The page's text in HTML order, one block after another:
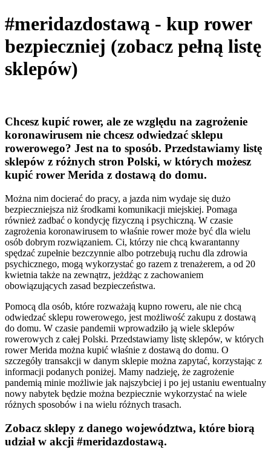
#meridazdostawą - kup rower
bezpieczniej (zobacz pełną listę
sklepów)
Chcesz kupić rower, ale ze względu na zagrożenie
koronawirusem nie chcesz odwiedzać sklepu
rowerowego? Jest na to sposób. Przedstawiamy listę
sklepów z różnych stron Polski, w których możesz
kupić rower Merida z dostawą do domu.
Można nim docierać do pracy, a jazda nim wydaje się dużo
bezpieczniejsza niż środkami komunikacji miejskiej. Pomaga
również zadbać o kondycję fizyczną i psychiczną. W czasie
zagrożenia koronawirusem to właśnie rower może być dla wielu
osób dobrym rozwiązaniem. Ci, którzy nie chcą kwarantanny
spędzać zupełnie bezczynnie albo potrzebują ruchu dla zdrowia
psychicznego, mogą wykorzystać go razem z trenażerem, a od 20
kwietnia także na zewnątrz, jeżdżąc z zachowaniem
obowiązujących zasad bezpieczeństwa.
Pomocą dla osób, które rozważają kupno roweru, ale nie chcą
odwiedzać sklepu rowerowego, jest możliwość zakupu z dostawą
do domu. W czasie pandemii wprowadziło ją wiele sklepów
rowerowych z całej Polski. Przedstawiamy listę sklepów, w których
rower Merida można kupić właśnie z dostawą do domu. O
szczegóły transakcji w danym sklepie można zapytać, korzystając z
informacji podanych poniżej. Mamy nadzieję, że zagrożenie
pandemią minie możliwie jak najszybciej i po jej ustaniu ewentualny
nowy nabytek będzie można bezpiecznie wykorzystać na wiele
różnych sposobów i na wielu różnych trasach.
Zobacz sklepy z danego województwa, które biorą
udział w akcji #meridazdostawą.